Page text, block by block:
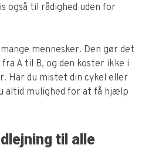
også til rådighed uden for
mennesker. Den gør det
A til B, og den koster ikke i
Har du mistet din cykel eller
altid mulighed for at få hjælp
til alle